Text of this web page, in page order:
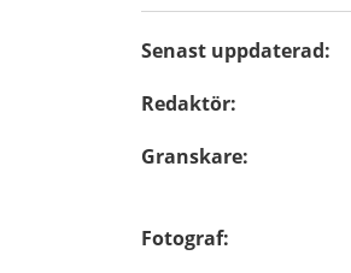
Senast uppdaterad:
Redaktör:
Granskare:
Fotograf: